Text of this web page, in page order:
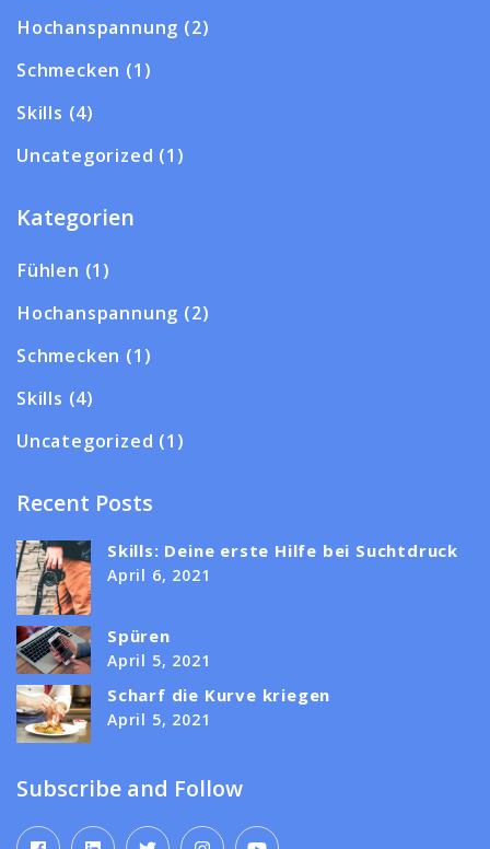
Hochanspannung (2)
Schmecken (1)
Skills (4)
Uncategorized (1)
Kategorien
Fühlen (1)
Hochanspannung (2)
Schmecken (1)
Skills (4)
Uncategorized (1)
Recent Posts
Skills: Deine erste Hilfe bei Suchtdruck
April 6, 2021
Spüren
April 5, 2021
Scharf die Kurve kriegen
April 5, 2021
Subscribe and Follow